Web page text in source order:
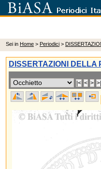
Sei in Home > Periodici >
DISSERTAZIONI DELLA